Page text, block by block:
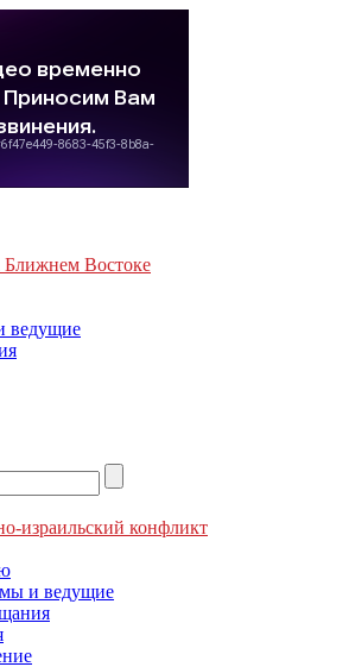
Востоке
ведущие
израильский конфликт
и ведущие